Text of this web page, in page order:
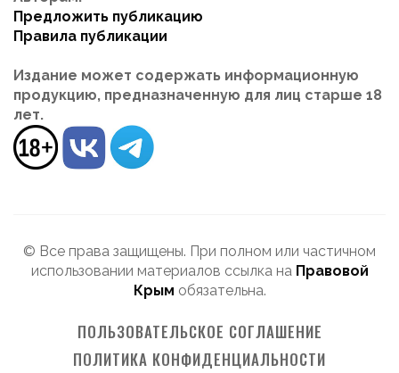
Предложить публикацию
Правила публикации
Издание может содержать информационную
продукцию, предназначенную для лиц старше 18
лет.
© Все права защищены. При полном или частичном
использовании материалов ссылка на Правовой
Крым обязательна.
ПОЛЬЗОВАТЕЛЬСКОЕ СОГЛАШЕНИЕ
ПОЛИТИКА КОНФИДЕНЦИАЛЬНОСТИ